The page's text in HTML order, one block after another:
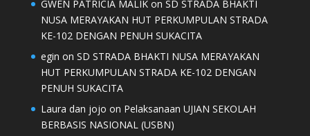
GWEN PATRICIA MALIKon SD STRADA BHAKTI
NUSA MERAYAKAN HUT PERKUMPULAN STRADA
KE-102 DENGAN PENUH SUKACITA
egin on SD STRADA BHAKTI NUSA MERAYAKAN
HUT PERKUMPULAN STRADA KE-102 DENGAN
PENUH SUKACITA
Laura dan jojo on Pelaksanaan UJIAN SEKOLAH
BERBASIS NASIONAL (USBN)